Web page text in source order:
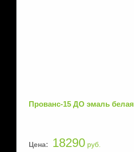
Прованс-15 ДО эмаль белая
Цена: 18290руб.